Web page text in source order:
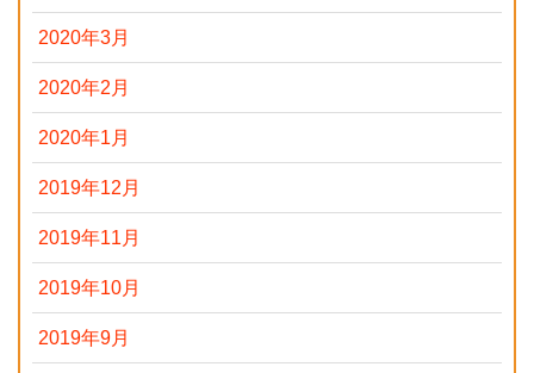
2020年3月
2020年2月
2020年1月
2019年12月
2019年11月
2019年10月
2019年9月